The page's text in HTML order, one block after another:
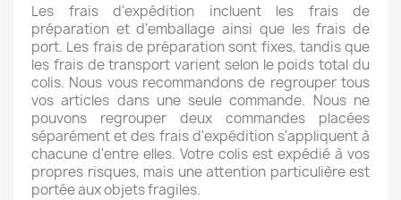
Les frais d'expédition incluent les frais de
préparation et d'emballage ainsi que les frais de
port. Les frais de préparation sont fixes, tandis que
les frais de transport varient selon le poids total du
colis. Nous vous recommandons de regrouper tous
vos articles dans une seule commande. Nous ne
pouvons regrouper deux commandes placées
séparément et des frais d'expédition s'appliquent à
chacune d'entre elles. Votre colis est expédié à vos
propres risques, mais une attention particulière est
portée aux objets fragiles.